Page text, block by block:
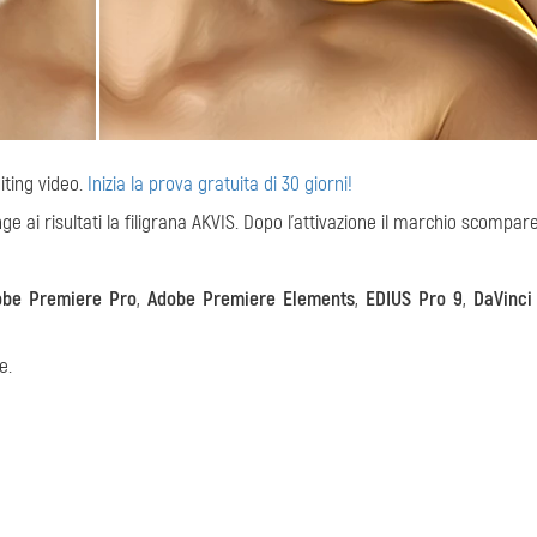
video. Inizia la prova gratuita di 30 giorni!
ai risultati la filigrana AKVIS. Dopo l'attivazione il marchio
Premiere Pro, Adobe Premiere Elements, EDIUS Pro 9,